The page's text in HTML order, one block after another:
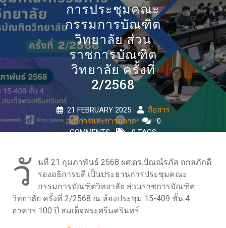
การประชุมคณะ
กรรมการบัณฑิต
วิทยาลัย ส่วน
ราชการบัณฑิต
วิทยาลัย ครั้งที่
2/2568
21 FEBRUARY 2025
สื่อสาร
องค์การและการตลาด
0
COMMENTS
0 TAGS
วั
นที่ 21 กุมภาพันธ์ 2568 ผศ.ดร.ปัณณ์รภัส ถกลภักดี
รองอธิการบดี เป็นประธานการประชุมคณะ
กรรมการบัณฑิตวิทยาลัย ส่วนราชการบัณฑิต
วิทยาลัย ครั้งที่ 2/2568 ณ ห้องประชุม 15-409 ชั้น 4
อาคาร 100 ปี สมเด็จพระศรีนครินทร์